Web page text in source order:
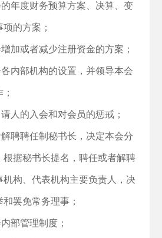
的年度财务预算方案、决算、变
的方案；
增加或者减少注册资金的方案；
各内部机构的设置，并领导本会
请人的入会和对会员的惩戒；
解聘聘任制秘书长，决定本会分
根据秘书长提名，聘任或者解聘
机构、代表机构主要负责人，决
罢免常务理事；
部管理制度；